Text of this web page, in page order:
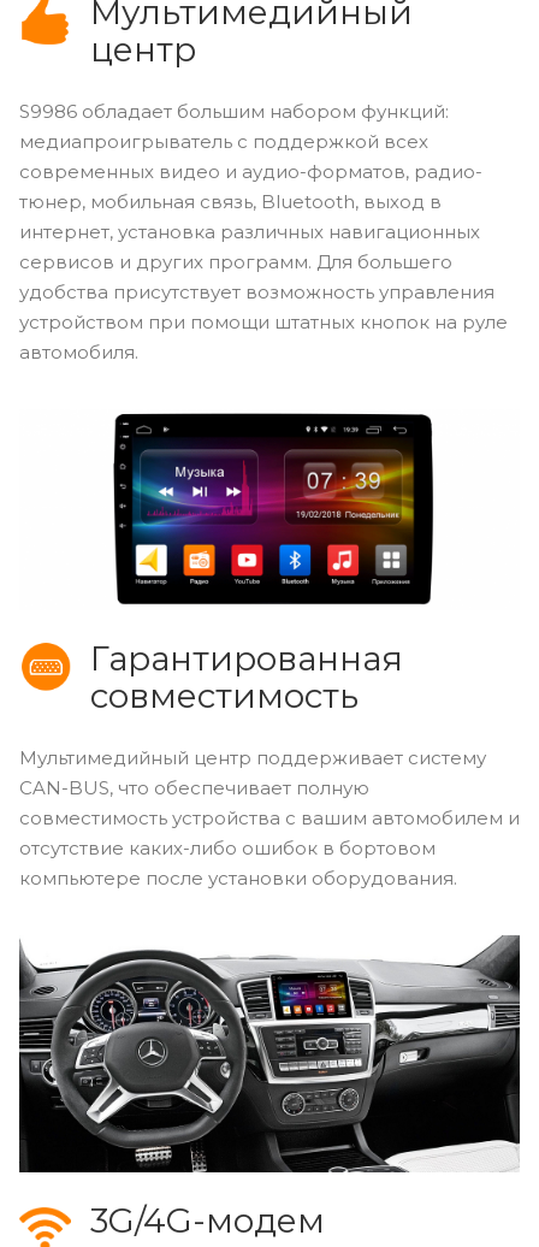
Мультимедийный
центр
S9986 обладает большим набором функций:
медиапроигрыватель с поддержкой всех
современных видео и аудио-форматов, радио-
тюнер, мобильная связь, Bluetooth, выход в
интернет, установка различных навигационных
сервисов и других программ. Для большего
удобства присутствует возможность управления
устройством при помощи штатных кнопок на руле
автомобиля.
Гарантированная
совместимость
Мультимедийный центр поддерживает систему
CAN-BUS, что обеспечивает полную
совместимость устройства с вашим автомобилем и
отсутствие каких-либо ошибок в бортовом
компьютере после установки оборудования.
3G/4G-модем